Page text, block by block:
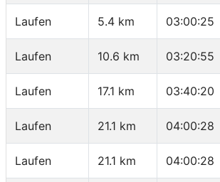
Laufen 5.4 km 03:00:25
Laufen 10.6 km 03:20:55
Laufen 17.1 km 03:40:20
Laufen 21.1 km 04:00:28
Laufen 21.1 km 04:00:28